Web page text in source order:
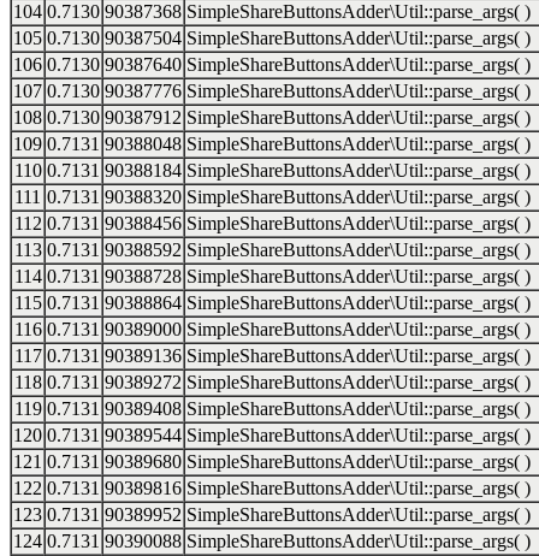
104 0.7130 90387368 SimpleShareButtonsAdder\Util::parse_args( )
105 0.7130 90387504 SimpleShareButtonsAdder\Util::parse_args( )
106 0.7130 90387640 SimpleShareButtonsAdder\Util::parse_args( )
107 0.7130 90387776 SimpleShareButtonsAdder\Util::parse_args( )
108 0.7130 90387912 SimpleShareButtonsAdder\Util::parse_args( )
109 0.7131 90388048 SimpleShareButtonsAdder\Util::parse_args( )
110 0.7131 90388184 SimpleShareButtonsAdder\Util::parse_args( )
111 0.7131 90388320 SimpleShareButtonsAdder\Util::parse_args( )
112 0.7131 90388456 SimpleShareButtonsAdder\Util::parse_args( )
113 0.7131 90388592 SimpleShareButtonsAdder\Util::parse_args( )
114 0.7131 90388728 SimpleShareButtonsAdder\Util::parse_args( )
115 0.7131 90388864 SimpleShareButtonsAdder\Util::parse_args( )
116 0.7131 90389000 SimpleShareButtonsAdder\Util::parse_args( )
117 0.7131 90389136 SimpleShareButtonsAdder\Util::parse_args( )
118 0.7131 90389272 SimpleShareButtonsAdder\Util::parse_args( )
119 0.7131 90389408 SimpleShareButtonsAdder\Util::parse_args( )
120 0.7131 90389544 SimpleShareButtonsAdder\Util::parse_args( )
121 0.7131 90389680 SimpleShareButtonsAdder\Util::parse_args( )
122 0.7131 90389816 SimpleShareButtonsAdder\Util::parse_args( )
123 0.7131 90389952 SimpleShareButtonsAdder\Util::parse_args( )
124 0.7131 90390088 SimpleShareButtonsAdder\Util::parse_args( )